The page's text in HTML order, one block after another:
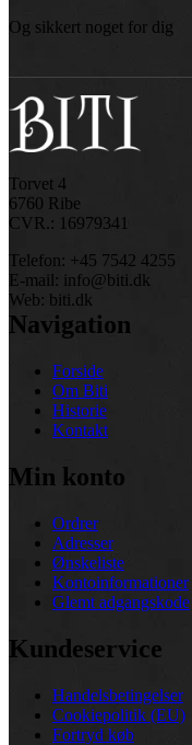
Og sikkert noget for dig
Torvet 4
6760 Ribe
CVR.: 16979341
Telefon: +45 7542 4255
E-mail: info@biti.dk
Web: biti.dk
Navigation
Forside
Om Biti
Historie
Kontakt
Min konto
Ordrer
Adresser
Ønskeliste
Kontoinformationer
Glemt adgangskode
Kundeservice
Handelsbetingelser
Cookiepolitik (EU)
Fortryd køb